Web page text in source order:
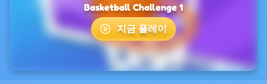
Basketball Challenge 1
지금 플레이